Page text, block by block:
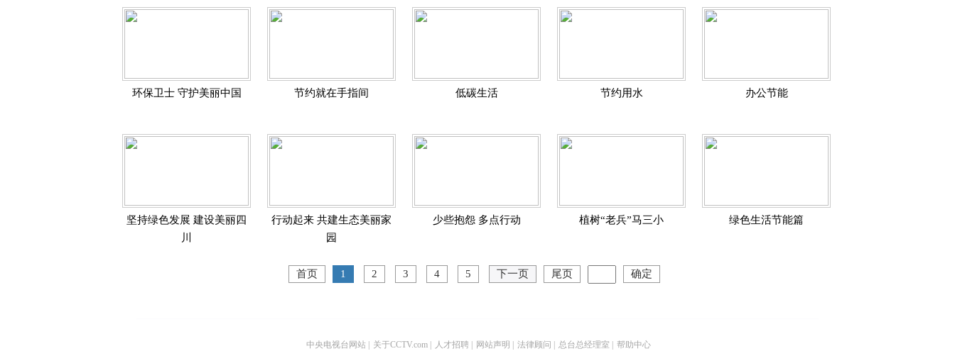
环保卫士 守护美丽中国 节约就在手指间 低碳生活 节约用水 办公节能
坚持绿色发展 建设美丽四
川
行动起来 共建生态美丽家
园
少些抱怨 多点行动 植树“老兵”马三小 绿色生活节能篇
首页 1 2 3 4 5 下一页 尾页 确定
中央电视台网站 关于CCTV.com 人才招聘 网站声明 法律顾问 总台总经理室 帮助中心